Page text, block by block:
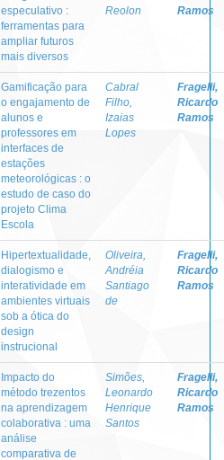
especulativo :
ferramentas para
ampliar futuros
mais diversos
Reolon
Ramos
Gamificação para
o engajamento de
alunos e
professores em
interfaces de
estações
meteorológicas : o
estudo de caso do
projeto Clima
Escola
Cabral
Filho,
Izaias
Lopes
Fragelli,
Ricardo
Ramos
Hipertextualidade,
dialogismo e
interatividade em
ambientes virtuais
sob a ótica do
design
instrucional
Oliveira,
Andréia
Santiago
de
Fragelli,
Ricardo
Ramos
Impacto do
método trezentos
na aprendizagem
colaborativa : uma
análise
comparativa de
Simões,
Leonardo
Henrique
Santos
Fragelli,
Ricardo
Ramos